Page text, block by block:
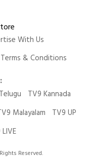
With Us
Terms & Conditions
TV9 Kannada
Malayalam
TV9 UP
Reserved.